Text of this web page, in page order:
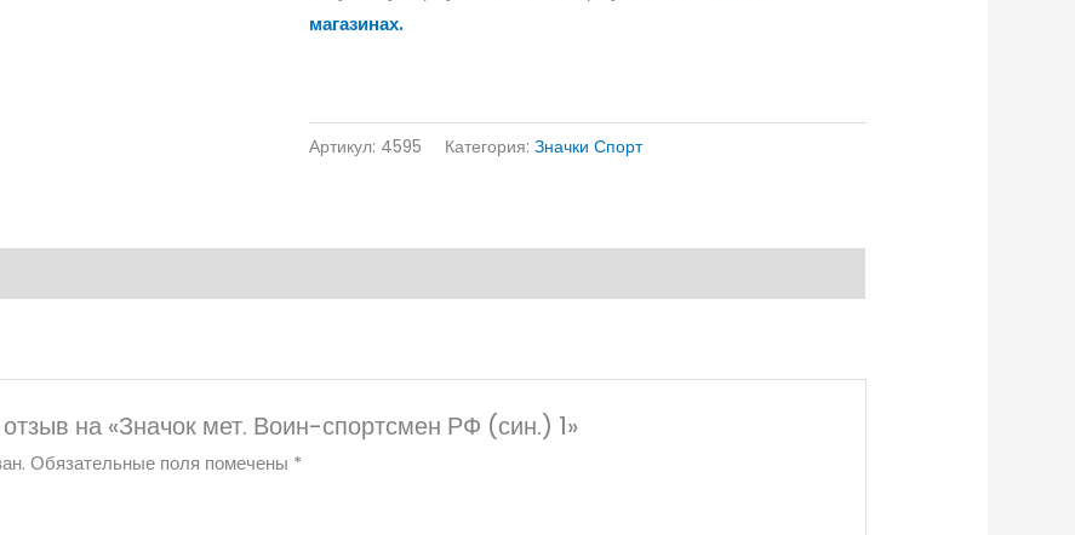
магазинах.
Артикул: 4595 Категория: Значки Спорт
на «Значок мет. Воин-спортсмен РФ (син.) 1»
Обязательные поля помечены *